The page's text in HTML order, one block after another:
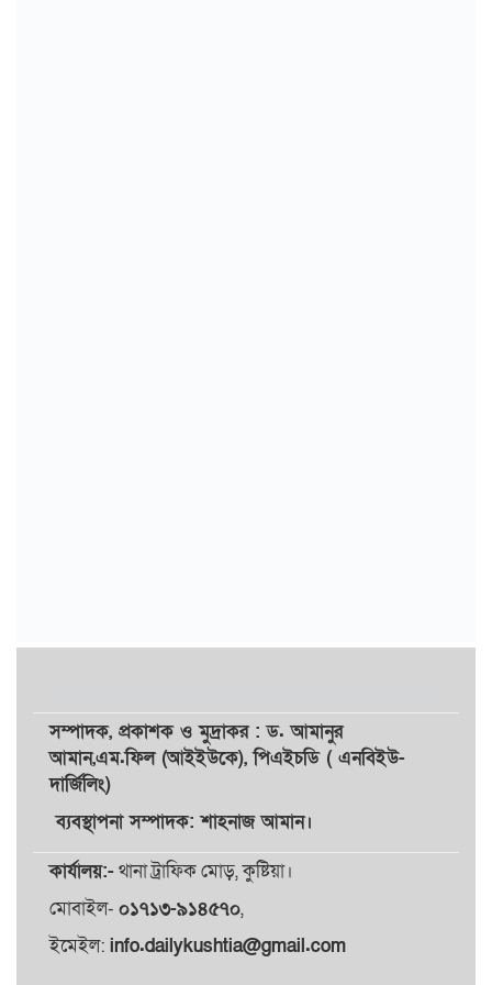
সম্পাদক, প্রকাশকওমুদ্রাকর: ড. আমানুর
আমান,এম.ফিল (আইইউকে), পিএইচডি ( এনবিইউ-
দার্জিলিং)
ব্যবস্থাপনা সম্পাদক: শাহনাজ আমান।
কার্যালয়:-থানা ট্রাফিক মোড়, কুষ্টিয়া।
মোবাইল- ০১৭১৩-৯১৪৫৭০,
ইমেইল: info.dailykushtia@gmail.com